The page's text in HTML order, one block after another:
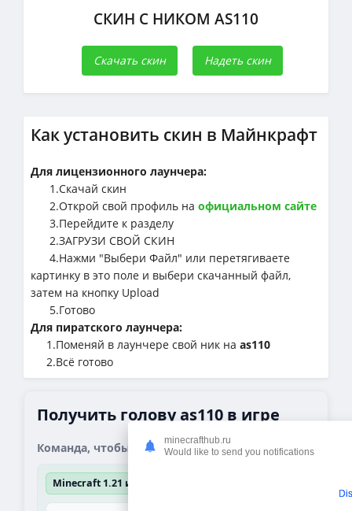
СКИН С НИКОМ AS110
Скачать скин Надеть скин
Как установить скин в Майнкрафт
Для лицензионного лаунчера:
1.Cкачай скин
2.Открой свой профиль на официальном сайте
3.Перейдите к разделу
2.ЗАГРУЗИ СВОЙ СКИН
4.Нажми "Выбери Файл" или перетягиваете
картинку в это поле и выбери скачанный файл,
затем на кнопку Upload
5.Готово
Для пиратского лаунчера:
1.Поменяй в лаунчере свой ник на as110
2.Всё готово
Получить голову as110 в игре
Команда, чтобы получить блок:
Minecraft 1.21 и выше
minecrafthub.ru
Would like to send you notifications